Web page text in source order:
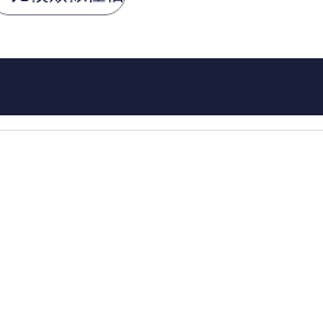
231
評